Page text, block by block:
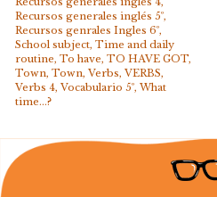
Recursos generales inglés 5º,
Recursos genrales Ingles 6º,
School subject, Time and daily
routine, To have, TO HAVE GOT,
Town, Town, Verbs, VERBS,
Verbs 4, Vocabulario 5º, What
time...?